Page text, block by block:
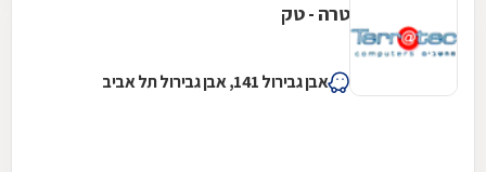
טרה - טק
אבן גבירול 141, אבן גבירול תל אביב